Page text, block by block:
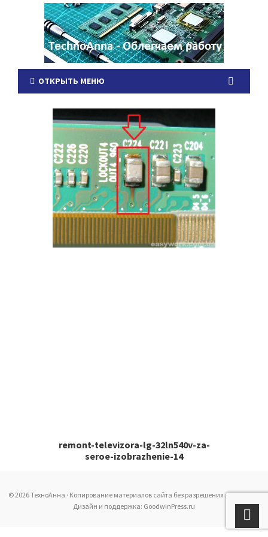
ОТКРЫТЬ МЕНЮ
remont-televizora-lg-32ln540v-za-
seroe-izobrazhenie-14
© 2026 ТехноАнна · Копирование материалов сайта без разрешения запрещено
Дизайн и поддержка: GoodwinPress.ru